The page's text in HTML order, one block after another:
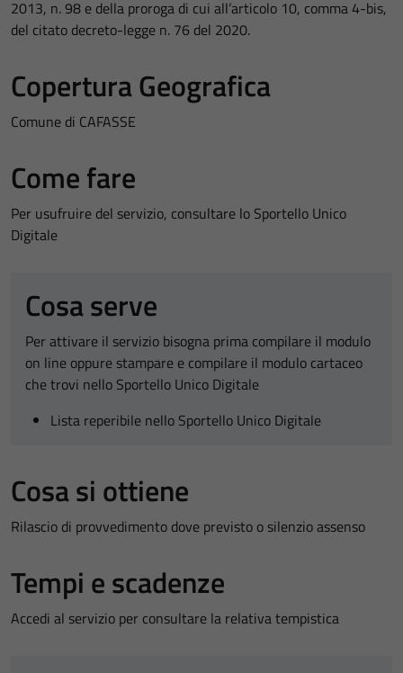
2013, n. 98 e della proroga di cui all’articolo 10, comma 4-bis,
del citato decreto-legge n. 76 del 2020.
Copertura Geografica
Comune di CAFASSE
Come fare
Per usufruire del servizio, consultare lo Sportello Unico
Digitale
Cosa serve
Per attivare il servizio bisogna prima compilare il modulo
on line oppure stampare e compilare il modulo cartaceo
che trovi nello Sportello Unico Digitale
Lista reperibile nello Sportello Unico Digitale
Cosa si ottiene
Rilascio di provvedimento dove previsto o silenzio assenso
Tempi e scadenze
Accedi al servizio per consultare la relativa tempistica